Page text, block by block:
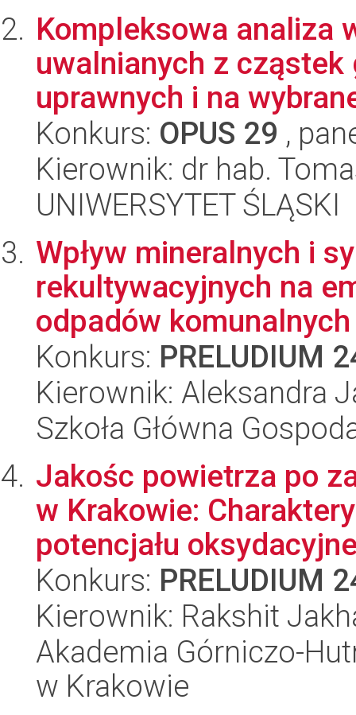
Kompleksowa analiza
uwalnianych z
uprawnych i na
Konkurs: OPUS 29 ,
Kierownik: dr hab.
UNIWERSYTET ŚLĄSKI
Wpływ mineralnych i
rekultywacyjnych na
odpadów
Konkurs: PRELUDIUM
Kierownik: Aleksandra
Szkoła Główna
Jakośc powietrza po
w Krakowie:
potencjału
Konkurs: PRELUDIUM
Kierownik: Rakshit
Akademia Górniczo-
w Krakowie